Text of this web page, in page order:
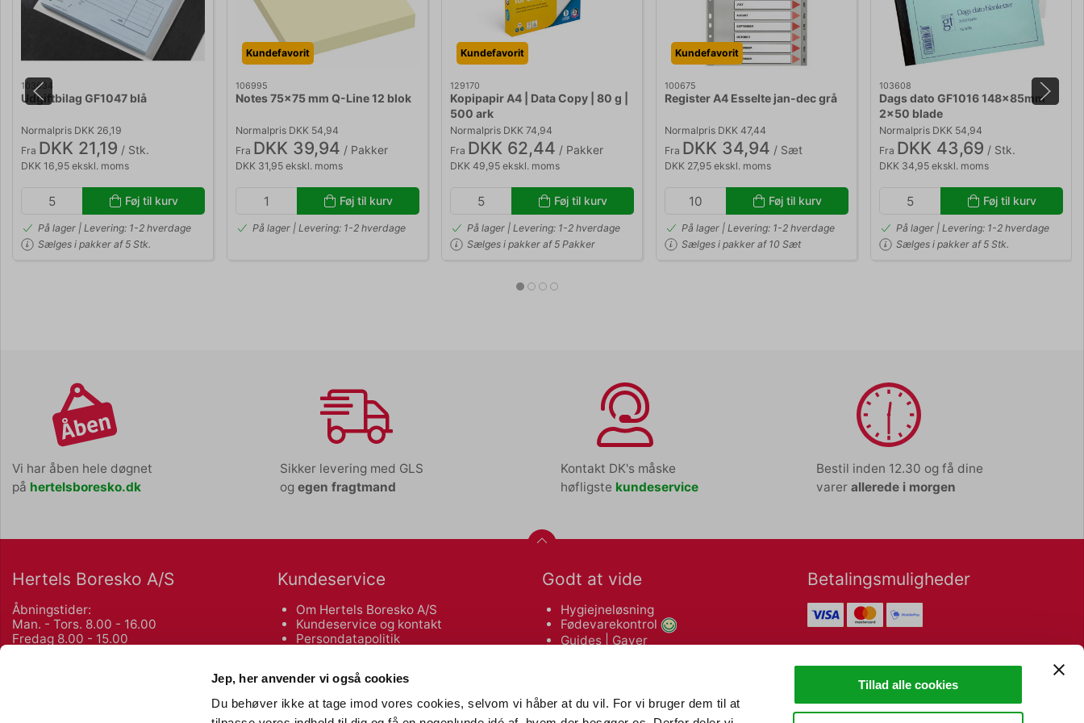
Jep, her anvender vi også cookies
Du behøver ikke at tage imod vores cookies, selvom vi håber at du vil. For vi bruger dem til at
Tillad alle cookies
103634
Udgiftbilag GF1047 blå
Normalpris DKK 26,19
Fra DKK 21,19 / Stk.
DKK 16,95 ekskl. moms
Føj til kurv
På lager | Levering: 1-2 hverdage
Sælges i pakker af 5 Stk.
Kundefavorit
106995
Notes 75x75 mm Q-Line 12 blok
Normalpris DKK 54,94
Fra DKK 39,94 / Pakker
DKK 31,95 ekskl. moms
Føj til kurv
På lager | Levering: 1-2 hverdage
Kundefavorit
129170
Kopipapir A4 | Data Copy | 80 g |
500 ark
Normalpris DKK 74,94
Fra DKK 62,44 / Pakker
DKK 49,95 ekskl. moms
Føj til kurv
På lager | Levering: 1-2 hverdage
Sælges i pakker af 5 Pakker
Kundefavorit
100675
Register A4 Esselte jan-dec grå
Normalpris DKK 47,44
Fra DKK 34,94 / Sæt
DKK 27,95 ekskl. moms
Føj til kurv
På lager | Levering: 1-2 hverdage
Sælges i pakker af 10 Sæt
103608
Dags dato GF1016 148x85mm
2x50 blade
Normalpris DKK 54,94
Fra DKK 43,69 / Stk.
DKK 34,95 ekskl. moms
Føj til kurv
På lager | Levering: 1-2 hverdage
Sælges i pakker af 5 Stk.
Vi har åben hele døgnet
på hertelsboresko.dk
Sikker levering med GLS
ogegen fragtmand
Kontakt DK's måske
høfligste kundeservice
Bestil inden 12.30 og få dine
varer allerede i morgen
Hertels Boresko A/S
Åbningstider:
Man. - Tors. 8.00 - 16.00
Fredag 8.00 - 15.00
Kundeservice
Om Hertels Boresko A/S
Kundeservice og kontakt
Persondatapolitik
Bliv kunde
Godt at vide
Hygiejneløsning
Fødevarekontrol
Guides
Gaver
Nyttige links
Betalingsmuligheder
Nyhedsbrev